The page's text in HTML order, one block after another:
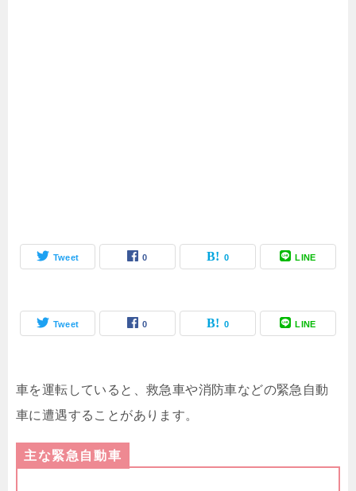
Tweet 0 0 LINE
Tweet 0 0 LINE
車を運転していると、救急車や消防車などの緊急自動
車に遭遇することがあります。
主な緊急自動車